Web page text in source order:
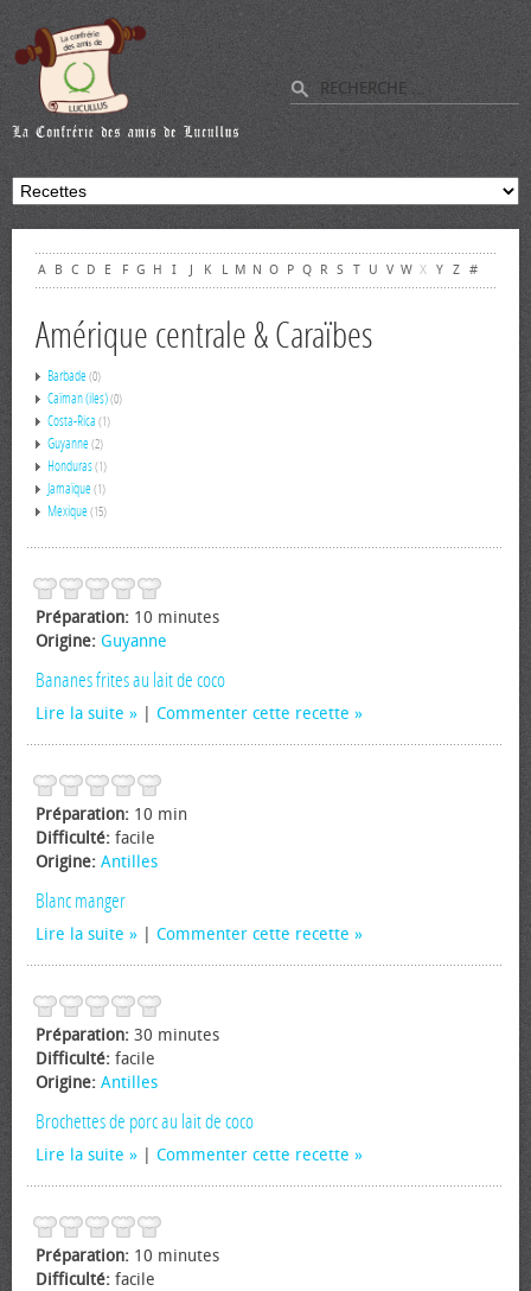
A B C D E F G H I J K L M N O P Q R S T U V W X Y Z #
Amérique centrale & Caraïbes
Barbade(0)
Caïman (iles)(0)
Costa-Rica (1)
Guyanne(2)
Honduras(1)
Jamaïque(1)
Mexique(15)
Préparation: 10 minutes
Origine: Guyanne
Bananes frites au lait de coco
Lire la suite Commenter cette recette
Préparation: 10 min
Difficulté: facile
Origine: Antilles
Blanc manger
Lire la suite Commenter cette recette
Préparation: 30 minutes
Difficulté: facile
Origine: Antilles
Brochettes de porc au lait de coco
Lire la suite Commenter cette recette
Préparation: 10 minutes
Difficulté: facile